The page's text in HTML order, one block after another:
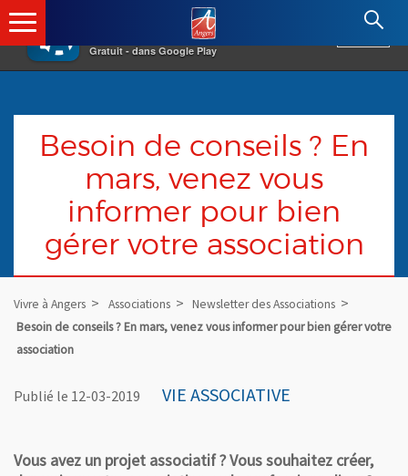
×
Gratuit - dans Google Play
Angers.fr : Retour à l'accueil
Besoin de conseils ? En
mars, venez vous
informer pour bien
gérer votre association
Vivre à Angers Associations
Newsletter des Associations
Besoin de conseils ? En mars, venez vous informer pour bien gérer votre
association
Publié le 12-03-2019 VIE ASSOCIATIVE
Vous avez un projet associatif ? Vous souhaitez créer,